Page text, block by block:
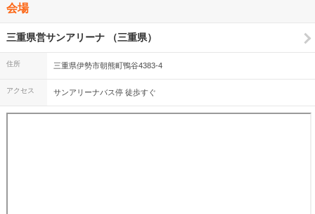
会場
三重県営サンアリーナ （三重県）
住所 三重県伊勢市朝熊町鴨谷4383-4
アクセス サンアリーナバス停 徒歩すぐ